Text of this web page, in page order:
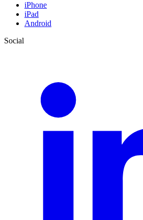
iPhone
iPad
Android
Social